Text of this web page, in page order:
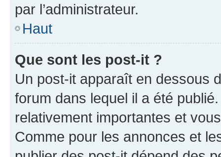
par l’administrateur.
Haut
Que sont les post-it ?
Un post-it apparaît en dessous
forum dans lequel il a été
relativement importantes et
Comme pour les annonces et